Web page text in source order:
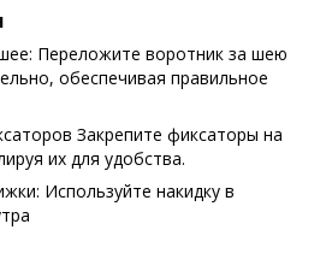
Переложите воротник за шею
обеспечивая правильное
Закрепите фиксаторы на
их для удобства.
Используйте накидку в